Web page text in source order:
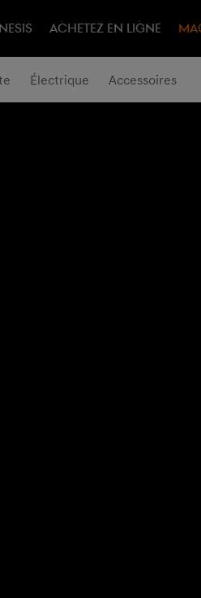
ACHETEZ EN LIGNE
Électrique Accessoires